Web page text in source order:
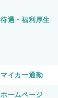
待遇・福利厚生
マイカー通勤
ホームページ